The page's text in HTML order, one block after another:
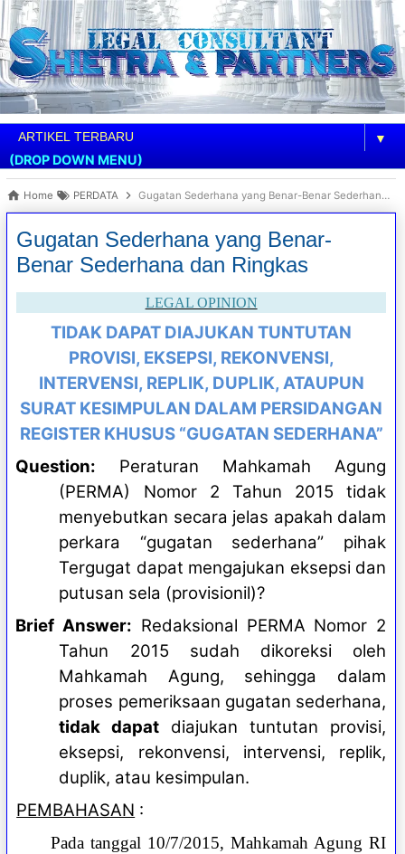
▼
(DROP DOWN MENU)
Home PERDATA Gugatan Sederhana yang Benar-Benar Sederhana dan Ringkas
Gugatan Sederhana yang Benar-
Benar Sederhana dan Ringkas
LEGAL OPINION
TIDAK DAPAT DIAJUKAN TUNTUTAN
PROVISI, EKSEPSI, REKONVENSI,
INTERVENSI, REPLIK, DUPLIK, ATAUPUN
SURAT KESIMPULAN DALAM PERSIDANGAN
REGISTER KHUSUS “GUGATAN SEDERHANA”
Question:
Peraturan Mahkamah Agung
(PERMA) Nomor 2 Tahun 2015 tidak
menyebutkan secara jelas apakah dalam
perkara “gugatan sederhana” pihak
Tergugat dapat mengajukan eksepsi dan
putusan sela (provisionil)?
Brief Answer: Redaksional PERMA Nomor 2
Tahun 2015 sudah dikoreksi oleh
Mahkamah Agung, sehingga dalam
proses pemeriksaan gugatan sederhana,
tidak dapat diajukan tuntutan provisi,
eksepsi, rekonvensi, intervensi, replik,
duplik, atau kesimpulan.
PEMBAHASAN :
Pada tanggal 10/7/2015, Mahkamah Agung RI